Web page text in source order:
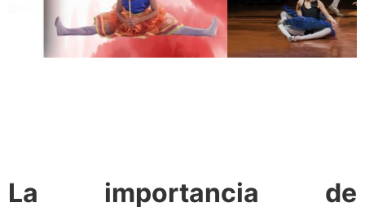
La importancia de